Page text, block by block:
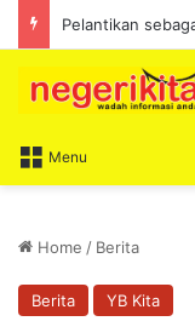
Menu
Home / Berita
Berita YB Kita